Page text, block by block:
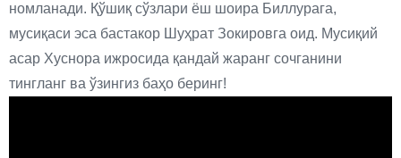
номланади. Қўшиқ сўзлари ёш шоира Биллурага,
мусиқаси эса бастакор Шуҳрат Зокировга оид. Мусиқий
асар Хуснора ижросида қандай жаранг сочганини
тингланг ва ўзингиз баҳо беринг!